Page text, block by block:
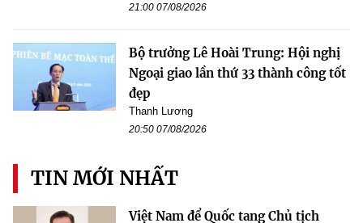
21:00 07/08/2026
Bộ trưởng Lê Hoài Trung: Hội nghị
Ngoại giao lần thứ 33 thành công tốt
đẹp
Thanh Lương
20:50 07/08/2026
TIN MỚI NHẤT
Việt Nam để Quốc tang Chủ tịch